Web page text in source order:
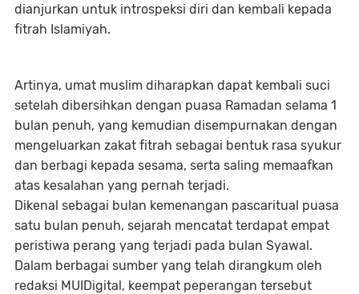
dianjurkan untuk introspeksi diri dan kembali kepada
fitrah Islamiyah.
Artinya, umat muslim diharapkan dapat kembali suci
setelah dibersihkan dengan puasa Ramadan selama 1
bulan penuh, yang kemudian disempurnakan dengan
mengeluarkan zakat fitrah sebagai bentuk rasa syukur
dan berbagi kepada sesama, serta saling memaafkan
atas kesalahan yang pernah terjadi.
Dikenal sebagai bulan kemenangan pascaritual puasa
satu bulan penuh, sejarah mencatat terdapat empat
peristiwa perang yang terjadi pada bulan Syawal.
Dalam berbagai sumber yang telah dirangkum oleh
redaksi MUIDigital, keempat peperangan tersebut